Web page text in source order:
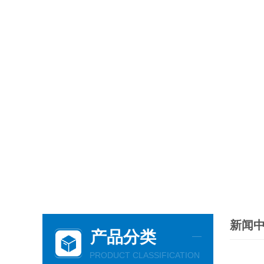
产品分类
PRODUCT CLASSIFICATION
新闻